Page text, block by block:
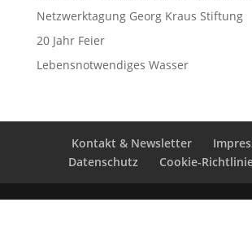
Netzwerktagung Georg Kraus Stiftung
20 Jahr Feier
Lebensnotwendiges Wasser
Kontakt & Newsletter
Datenschutz
Cookie-